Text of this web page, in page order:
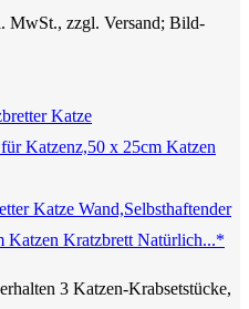
MwSt., zzgl. Versand; Bild-
Katze Wand,Selbsthaftender
Katzen Kratzbrett Natürlich...*
3 Katzen-Krabsetstücke,